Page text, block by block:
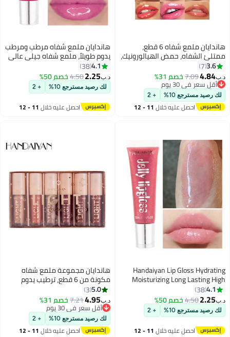
7
هاندايان ملمع شفاه 6 قطع،
ممتلئ الشفاه، حمض الهيالورونيك،
مرطب، خفيف، لمعان عالي، غير لزج،
ناعم ومرطب، ألماس مسحوق، طلاء
زيتي لامع، أنابيب ملمع الشفاه،
بلسم معالجة الشفاه
3.6
7
د.ب‏4.84
7.09خصم 31%
أقل سعر في 30 يوم
أقل سعر في 30 يوم
لك رصيد مسترجع 10% + 2
احصل عليه خلال 11 - 12
12
هاندايان ملمع شفاه مرطب ومرطب
يدوم طويلاً، ملمع شفاه جيلي عالي
اللمعان، بلسم فائق اللمعان، زيت
ملون، معالجة الشفاه، توهج زجاجي
لامع، مكياج تجميل ملون برايت رافع
للنساء والفتيات
4.1
38
د.ب‏2.25
4.50خصم 50%
لك رصيد مسترجع 10% + 2
احصل عليه خلال 11 - 12
12
Handaiyan Lip Gloss Hydrating
Moisturizing Long Lasting High
Glossy Jelly Lip Stain Super Gloss
Balm Oil Tinted Treatment Lip
Glow Glass Shine Glitter Makeup
Beauty Colored Bright Lifter For
Women Girls
4.1
38
د.ب‏2.25
4.50خصم 50%
لك رصيد مسترجع 10% + 2
احصل عليه خلال 11 - 12
3
هاندايان مجموعة ملمع شفاه
مكونة من 6 قطع، ترطيب يدوم
طويلاً، لمعان عالٍ، بقع خفيفة، لمعان
فائق، زيت بلسم ملون، معالجة توهج
زجاجي لامع، مكياج ملون لامع،
للنساء والفتيات
5.0
3
د.ب‏4.95
7.21خصم 31%
أقل سعر في 30 يوم
أقل سعر في 30 يوم
لك رصيد مسترجع 10% + 2
احصل عليه خلال 11 - 12